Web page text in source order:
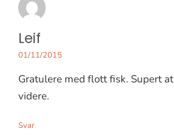
Leif
01/11/2015
Gratulere med flott fisk. Supert
videre.
Svar